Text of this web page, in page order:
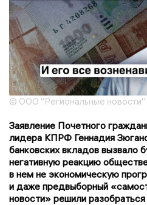
© ООО "Региональные новости"
Заявление Почетного
лидера КПРФ Геннадия
банковских вкладов вызвало
негативную реакцию
в нем не экономическую
и даже предвыборный
новости» решили разобраться